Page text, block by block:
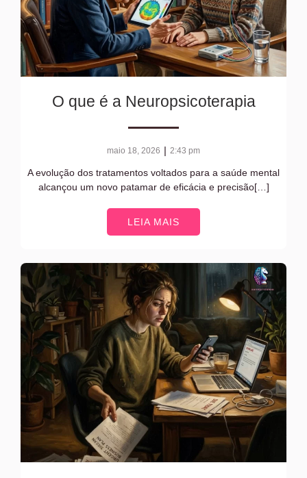
O que é a Neuropsicoterapia
maio 18, 2026 | 2:43 pm
A evolução dos tratamentos voltados para a saúde mental
alcançou um novo patamar de eficácia e precisão[…]
LEIA MAIS